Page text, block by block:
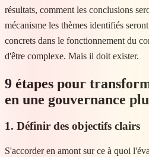
résultats, comment les conclusions
mécanisme les thèmes identifiés
concrets dans le fonctionnement du
d'être complexe. Mais il doit exister.
9 étapes pour
en une gouvernance
1. Définir des objectifs clairs
S'accorder en amont sur ce à quoi